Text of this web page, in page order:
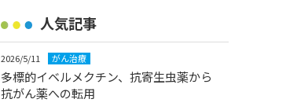
人気記事
2026/5/11 がん治療
多標的イベルメクチン、抗寄生虫薬から
抗がん薬への転用